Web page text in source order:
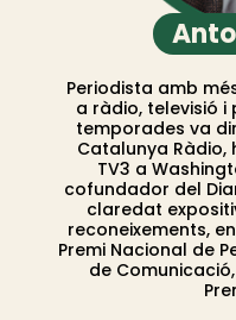
Periodista amb
a ràdio, televisió i
temporades va
Catalunya
TV3 a
cofundador del
claredat
reconeixements,
Premi Nacional de
de